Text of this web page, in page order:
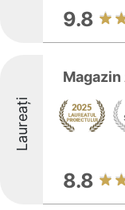
9.8
Laureați
8.8